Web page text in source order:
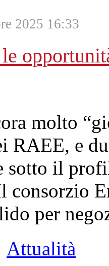
2025 16:33
molto
RAEE, e
sotto il
consorzio
per
Attualità